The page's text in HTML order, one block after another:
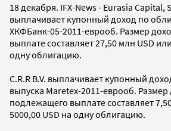
18 декабря. IFX-News - Eurasia Capital,
выплачивает купонный доход по
ХКФБанк-05-2011-еврооб. Размер
выплате составляет 27,50 млн USD
одну облигацию.
C.R.R B.V. выплачивает купонный
выпуска Maretex-2011-еврооб. Размер
подлежащего выплате составляет
5000,00 USD на одну облигацию.